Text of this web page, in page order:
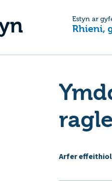
Estyn ar
Rhieni,
Arfer effeithiol